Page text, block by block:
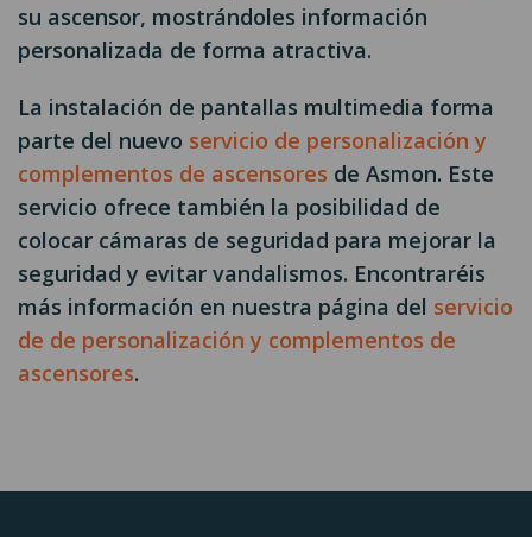
su ascensor, mostrándoles información
personalizada de forma atractiva.
La instalación de pantallas multimedia forma
parte del nuevo servicio de personalización y
complementos de ascensores de Asmon. Este
servicio ofrece también la posibilidad de
colocar cámaras de seguridad para mejorar la
seguridad y evitar vandalismos. Encontraréis
más información en nuestra página del servicio
de de personalización y complementos de
ascensores.